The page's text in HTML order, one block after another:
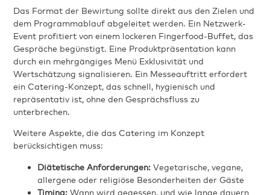
Das Format der Bewirtung sollte direkt aus den Zielen und
dem Programmablauf abgeleitet werden. Ein Netzwerk-
Event profitiert von einem lockeren Fingerfood-Buffet, das
Gespräche begünstigt. Eine Produktpräsentation kann
durch ein mehrgängiges Menü Exklusivität und
Wertschätzung signalisieren. Ein Messeauftritt erfordert
ein Catering-Konzept, das schnell, hygienisch und
repräsentativ ist, ohne den Gesprächsfluss zu
unterbrechen.
Weitere Aspekte, die das Catering im Konzept
berücksichtigen muss:
Diätetische Anforderungen: Vegetarische, vegane,
allergene oder religiöse Besonderheiten der Gäste
Timing: Wann wird gegessen, und wie lange dauern